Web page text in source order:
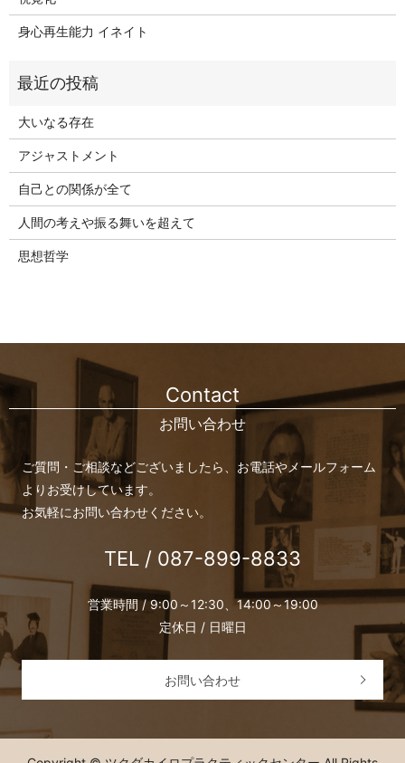
身心再生能力 イネイト
大いなる存在
アジャストメント
自己との関係が全て
人間の考えや振る舞いを超えて
思想哲学
Contact
お問い合わせ
ご質問・ご相談などございましたら、お電話やメールフォーム
よりお受けしています。
お気軽にお問い合わせください。
TEL / 087-899-8833
営業時間 / 9:00～12:30、14:00～19:00
定休日 / 日曜日
お問い合わせ